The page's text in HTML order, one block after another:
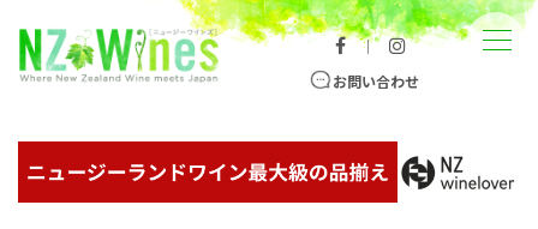
ニュージーランドワイン総合サイト
｜
お問い合わせ
メニュー